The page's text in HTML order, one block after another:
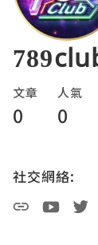
文章
0
人氣
0
社交網絡: